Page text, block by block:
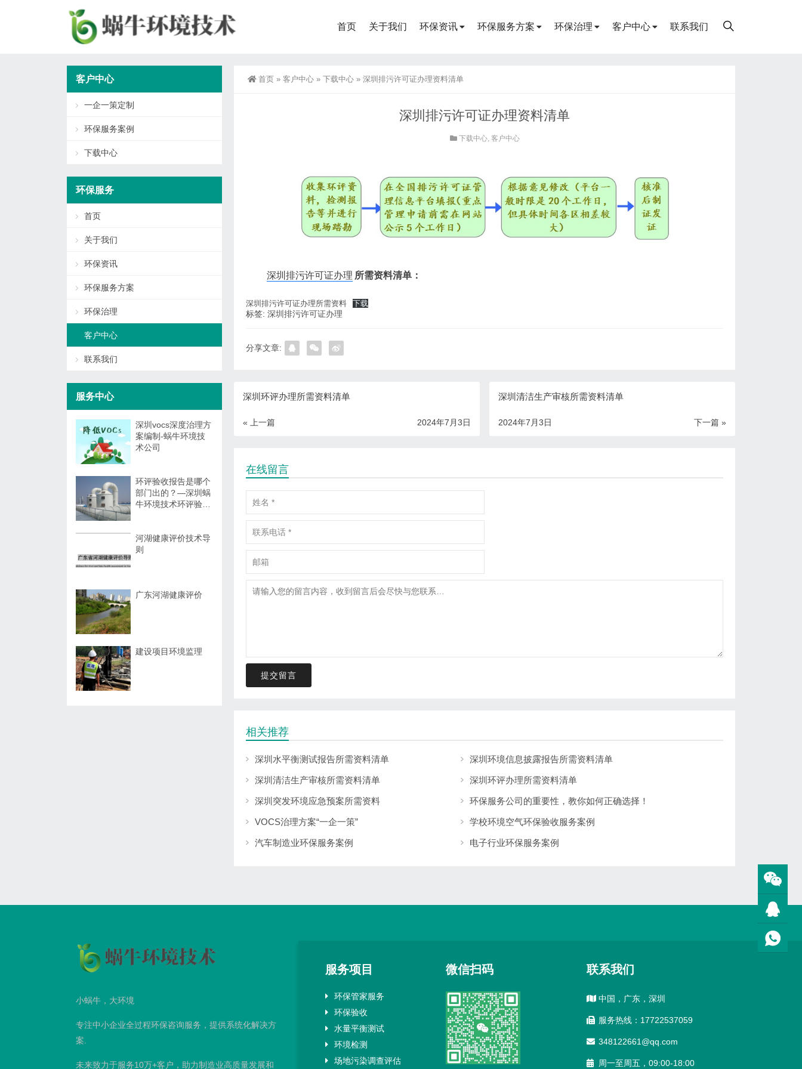
首页 关于我们 环保资讯 环保服务方案 环保治理 客户中心 联系我们
首页 » 客户中心 » 下载中心 » 深圳排污许可证办理资料清单
深圳排污许可证办理资料清单
下载中心, 客户中心
深圳排污许可证办理 所需资料清单：
深圳排污许可证办理所需资料 下载
标签: 深圳排污许可证办理
分享文章:
深圳环评办理所需资料清单
« 上一篇 2024年7月3日
深圳清洁生产审核所需资料清单
下一篇 »
2024年7月3日
在线留言
提交留言
相关推荐
深圳水平衡测试报告所需资料清单 深圳环境信息披露报告所需资料清单
深圳清洁生产审核所需资料清单 深圳环评办理所需资料清单
深圳突发环境应急预案所需资料 环保服务公司的重要性，教你如何正确选择！
VOCS治理方案“一企一策” 学校环境空气环保验收服务案例
汽车制造业环保服务案例 电子行业环保服务案例
客户中心
一企一策定制
环保服务案例
下载中心
环保服务
首页
关于我们
环保资讯
环保服务方案
环保治理
客户中心
联系我们
服务中心
深圳vocs深度治理方
案编制-蜗牛环境技
术公司
环评验收报告是哪个
部门出的？—深圳蜗
牛环境技术环评验收
河湖健康评价技术导
则
广东河湖健康评价
建设项目环境监理
小蜗牛，大环境
专注中小企业全过程环保咨询服务，提供系统化解决方
案.
未来致力于服务10万+客户，助力制造业高质量发展和
服务项目
环保管家服务
环保验收
水量平衡测试
环境检测
场地污染调查评估
微信扫码 联系我们
中国，广东，深圳
服务热线：17722537059
348122661@qq.com
周一至周五，09:00-18:00